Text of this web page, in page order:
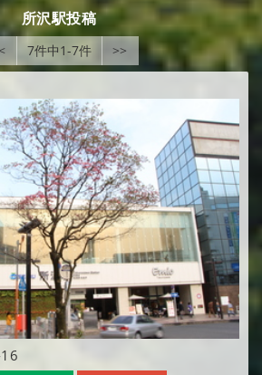
所沢駅投稿
7件中1-7件 >>